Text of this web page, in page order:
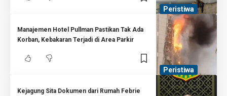
Peristiwa
Peristiwa
Manajemen Hotel Pullman Pastikan Tak Ada
Korban, Kebakaran Terjadi di Area Parkir
Kejagung Sita Dokumen dari Rumah Febrie